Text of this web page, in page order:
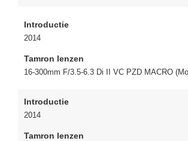
Introductie
2014
Tamron lenzen
16-300mm F/3.5-6.3 Di II VC PZD MACRO
Introductie
2014
Tamron lenzen